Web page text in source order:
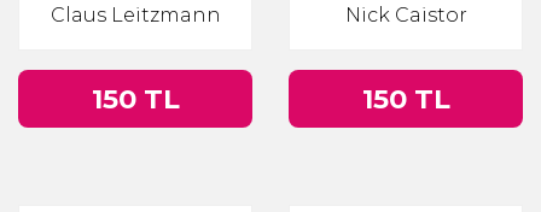
Claus Leitzmann
150 TL
Nick Caistor
150 TL